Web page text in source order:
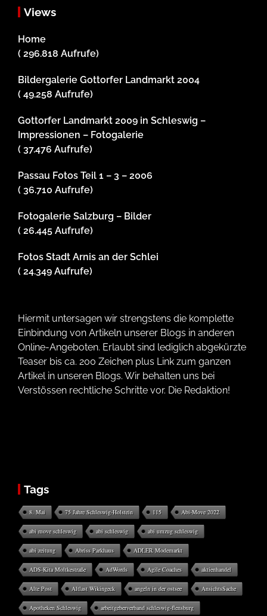
Views
Home
( 296.818 Aufrufe)
Bildergalerie Gottorfer Landmarkt 2004
( 49.258 Aufrufe)
Gottorfer Landmarkt 2009 in Schleswig –
Impressionen – Fotogalerie
( 37.476 Aufrufe)
Passau Fotos Teil 1 – 3 – 2006
( 36.710 Aufrufe)
Fotogalerie Salzburg – Bilder
( 26.445 Aufrufe)
Fotos Stadt Arnis an der Schlei
( 24.349 Aufrufe)
Hiermit untersagen wir strengstens die komplette
Einbindung von Artikeln unserer Blogs in anderen
Online-Angeboten. Erlaubt sind lediglich abgekürzte
Teaser bis ca. 200 Zeichen plus Link zum ganzen
Artikel in unseren Blogs. Wir behalten uns bei
Verstössen rechtliche Schritte vor. Die Redaktion!
Tags
8. Mai 75 Jahre Schleswig-Holstein 115 Abi-Move 2022